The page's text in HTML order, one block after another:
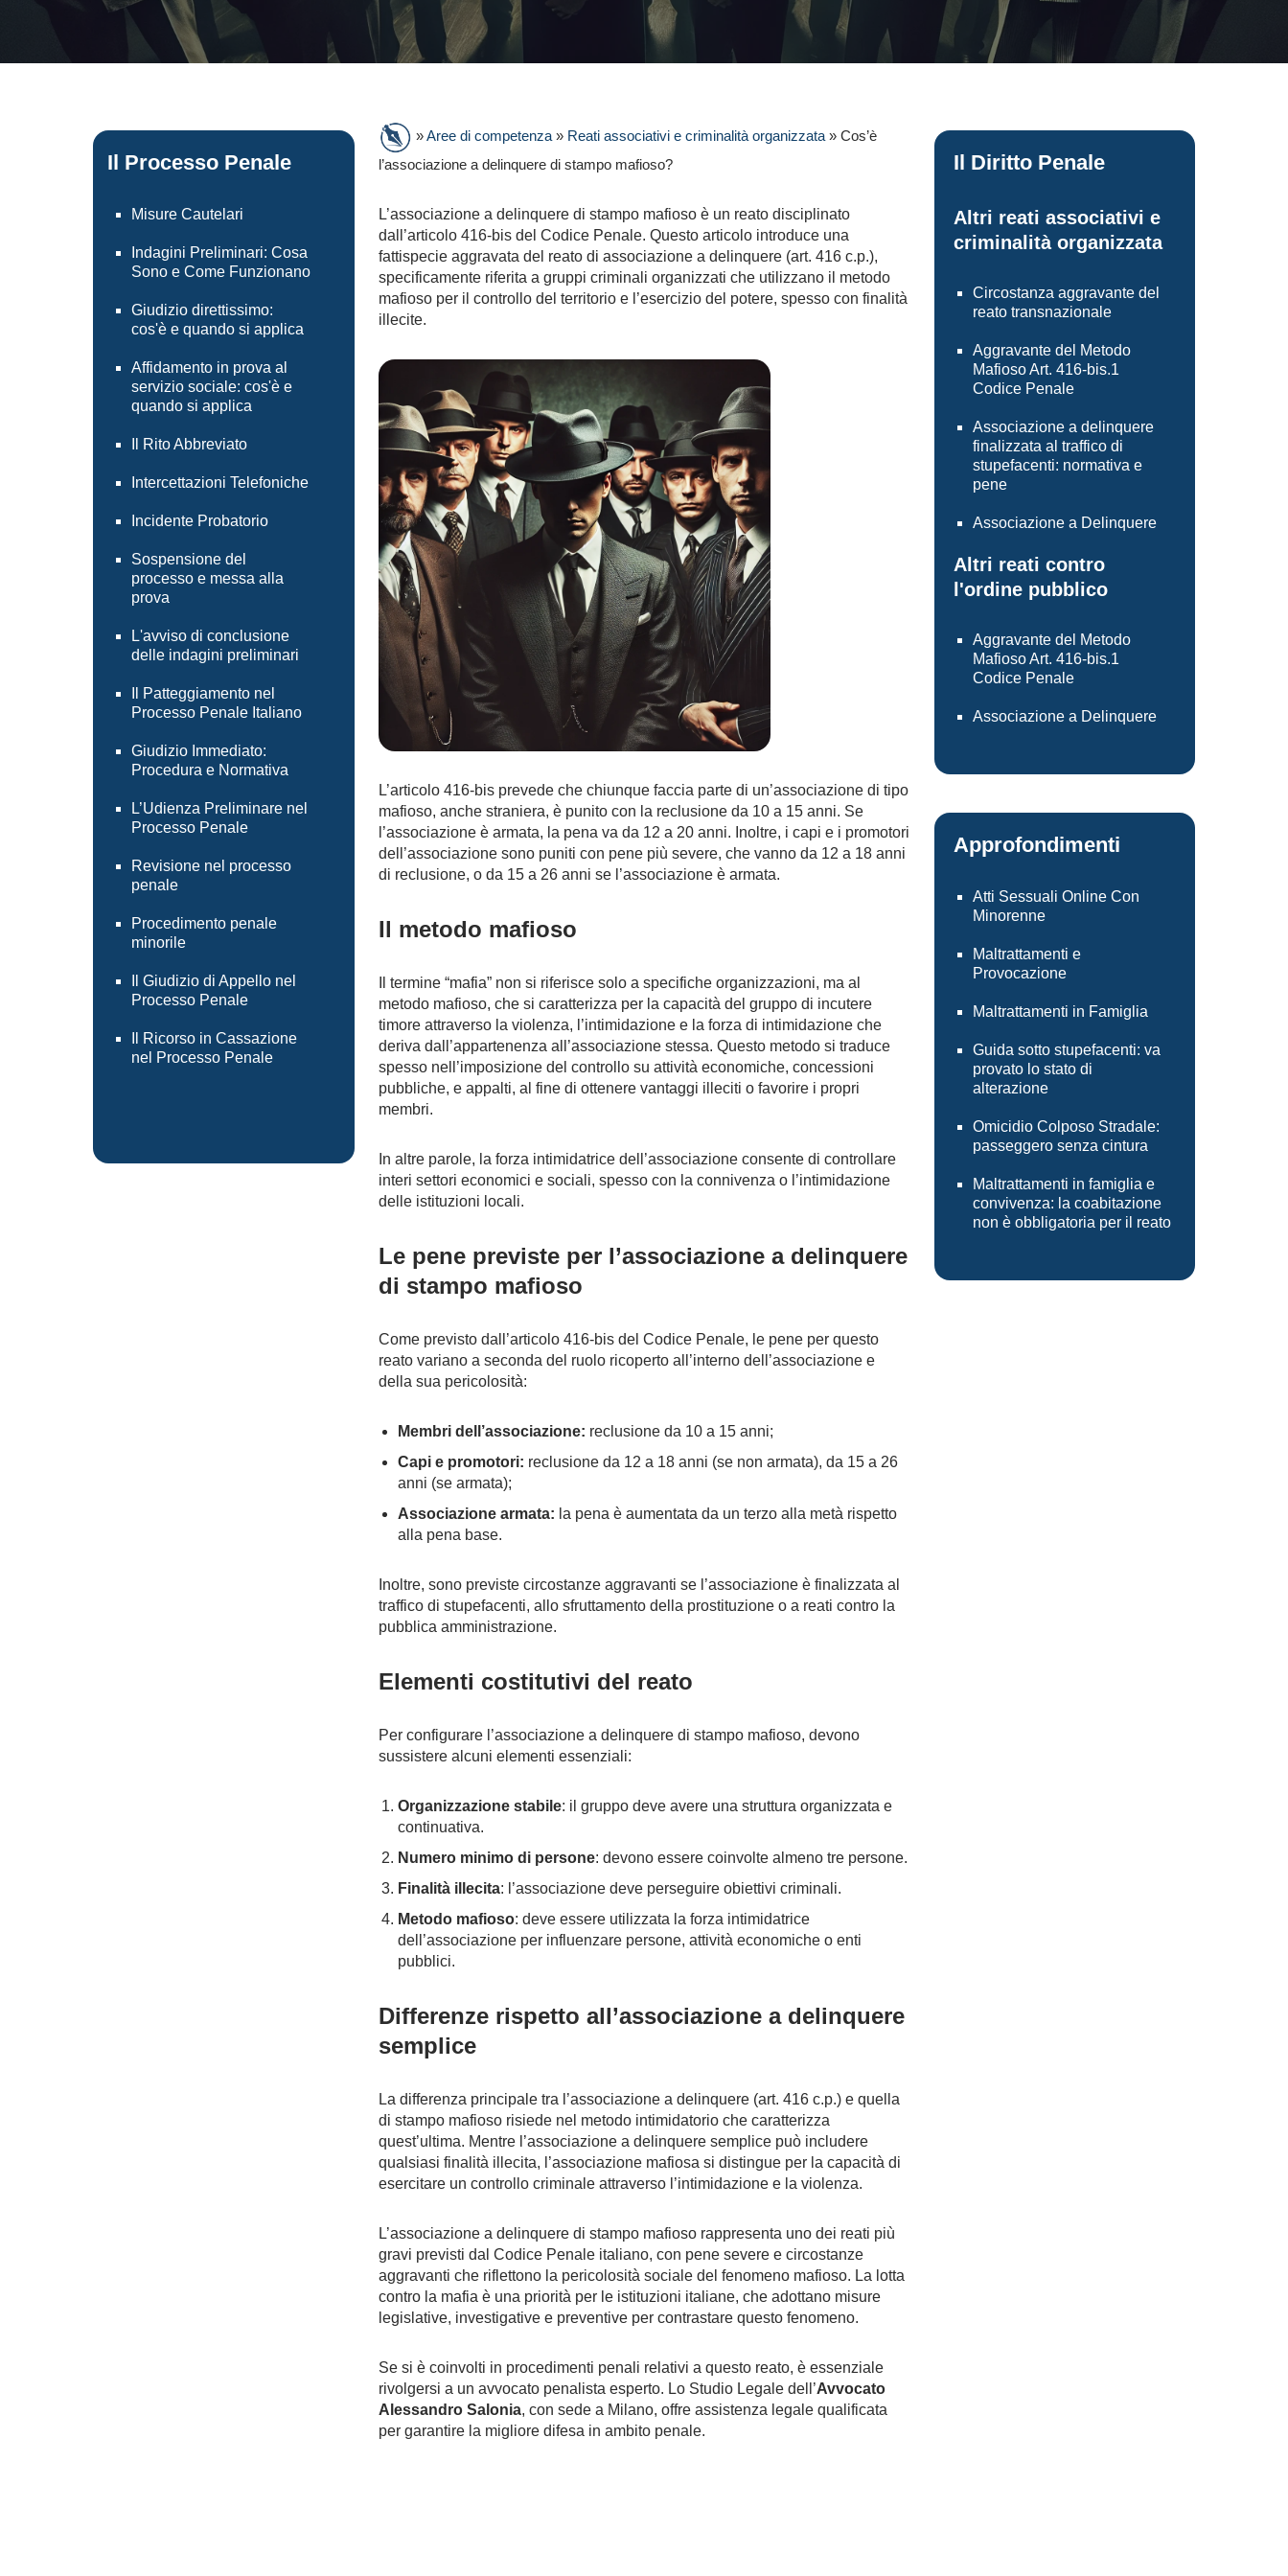
Il Processo Penale
Misure Cautelari
Indagini Preliminari: Cosa
Sono e Come Funzionano
Giudizio direttissimo:
cos'è e quando si applica
Affidamento in prova al
servizio sociale: cos'è e
quando si applica
Il Rito Abbreviato
Intercettazioni Telefoniche
Incidente Probatorio
Sospensione del
processo e messa alla
prova
L'avviso di conclusione
delle indagini preliminari
Il Patteggiamento nel
Processo Penale Italiano
Giudizio Immediato:
Procedura e Normativa
L’Udienza Preliminare nel
Processo Penale
Revisione nel processo
penale
Procedimento penale
minorile
Il Giudizio di Appello nel
Processo Penale
Il Ricorso in Cassazione
nel Processo Penale
»Aree di competenza» Reati associativi e criminalità organizzata» Cos’è
l’associazione a delinquere di stampo mafioso?
L’associazione a delinquere di stampo mafioso è un reato disciplinato
dall’articolo 416-bis del Codice Penale. Questo articolo introduce una
fattispecie aggravata del reato di associazione a delinquere (art. 416 c.p.),
specificamente riferita a gruppi criminali organizzati che utilizzano il metodo
mafioso per il controllo del territorio e l’esercizio del potere, spesso con finalità
illecite.
L’articolo 416-bis prevede che chiunque faccia parte di un’associazione di tipo
mafioso, anche straniera, è punito con la reclusione da 10 a 15 anni. Se
l’associazione è armata, la pena va da 12 a 20 anni. Inoltre, i capi e i promotori
dell’associazione sono puniti con pene più severe, che vanno da 12 a 18 anni
di reclusione, o da 15 a 26 anni se l’associazione è armata.
Il metodo mafioso
Il termine “mafia” non si riferisce solo a specifiche organizzazioni, ma al
metodo mafioso, che si caratterizza per la capacità del gruppo di incutere
timore attraverso la violenza, l’intimidazione e la forza di intimidazione che
deriva dall’appartenenza all’associazione stessa. Questo metodo si traduce
spesso nell’imposizione del controllo su attività economiche, concessioni
pubbliche, e appalti, al fine di ottenere vantaggi illeciti o favorire i propri
membri.
In altre parole, la forza intimidatrice dell’associazione consente di controllare
interi settori economici e sociali, spesso con la connivenza o l’intimidazione
delle istituzioni locali.
Le pene previste per l’associazione a delinquere
di stampo mafioso
Come previsto dall’articolo 416-bis del Codice Penale, le pene per questo
reato variano a seconda del ruolo ricoperto all’interno dell’associazione e
della sua pericolosità:
Membri dell’associazione: reclusione da 10 a 15 anni;
Capi e promotori: reclusione da 12 a 18 anni (se non armata), da 15 a 26
anni (se armata);
Associazione armata: la pena è aumentata da un terzo alla metà rispetto
alla pena base.
Inoltre, sono previste circostanze aggravanti se l’associazione è finalizzata al
traffico di stupefacenti, allo sfruttamento della prostituzione o a reati contro la
pubblica amministrazione.
Elementi costitutivi del reato
Per configurare l’associazione a delinquere di stampo mafioso, devono
sussistere alcuni elementi essenziali:
Organizzazione stabile: il gruppo deve avere una struttura organizzata e
continuativa.
Numero minimo di persone: devono essere coinvolte almeno tre persone.
Finalità illecita: l’associazione deve perseguire obiettivi criminali.
Metodo mafioso: deve essere utilizzata la forza intimidatrice
dell’associazione per influenzare persone, attività economiche o enti
pubblici.
Differenze rispetto all’associazione a delinquere
semplice
La differenza principale tra l’associazione a delinquere (art. 416 c.p.) e quella
di stampo mafioso risiede nel metodo intimidatorio che caratterizza
quest’ultima. Mentre l’associazione a delinquere semplice può includere
qualsiasi finalità illecita, l’associazione mafiosa si distingue per la capacità di
esercitare un controllo criminale attraverso l’intimidazione e la violenza.
L’associazione a delinquere di stampo mafioso rappresenta uno dei reati più
gravi previsti dal Codice Penale italiano, con pene severe e circostanze
aggravanti che riflettono la pericolosità sociale del fenomeno mafioso. La lotta
contro la mafia è una priorità per le istituzioni italiane, che adottano misure
legislative, investigative e preventive per contrastare questo fenomeno.
Se si è coinvolti in procedimenti penali relativi a questo reato, è essenziale
rivolgersi a un avvocato penalista esperto. Lo Studio Legale dell’Avvocato
Alessandro Salonia, con sede a Milano, offre assistenza legale qualificata
per garantire la migliore difesa in ambito penale.
Il Diritto Penale
Altri reati associativi e
criminalità organizzata
Circostanza aggravante del
reato transnazionale
Aggravante del Metodo
Mafioso Art. 416-bis.1
Codice Penale
Associazione a delinquere
finalizzata al traffico di
stupefacenti: normativa e
pene
Associazione a Delinquere
Altri reati contro
l'ordine pubblico
Aggravante del Metodo
Mafioso Art. 416-bis.1
Codice Penale
Associazione a Delinquere
Approfondimenti
Atti Sessuali Online Con
Minorenne
Maltrattamenti e
Provocazione
Maltrattamenti in Famiglia
Guida sotto stupefacenti: va
provato lo stato di
alterazione
Omicidio Colposo Stradale:
passeggero senza cintura
Maltrattamenti in famiglia e
convivenza: la coabitazione
non è obbligatoria per il reato